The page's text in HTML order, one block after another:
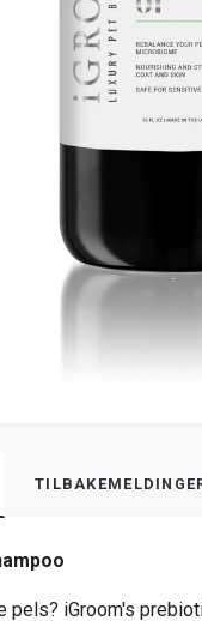
pels? iGroom's